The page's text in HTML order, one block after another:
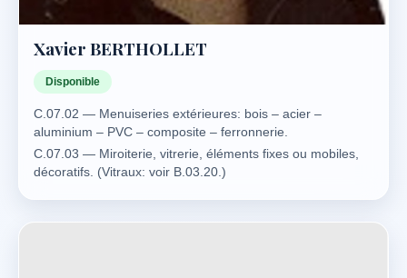
Xavier BERTHOLLET
Disponible
C.07.02 — Menuiseries extérieures: bois – acier –
aluminium – PVC – composite – ferronnerie.
C.07.03 — Miroiterie, vitrerie, éléments fixes ou mobiles,
décoratifs. (Vitraux: voir B.03.20.)